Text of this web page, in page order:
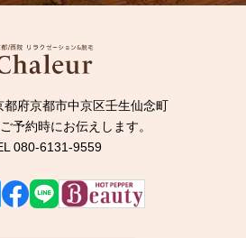
府京都市中京区壬生仙念町
予約時にお伝えします。
080-6131-9559